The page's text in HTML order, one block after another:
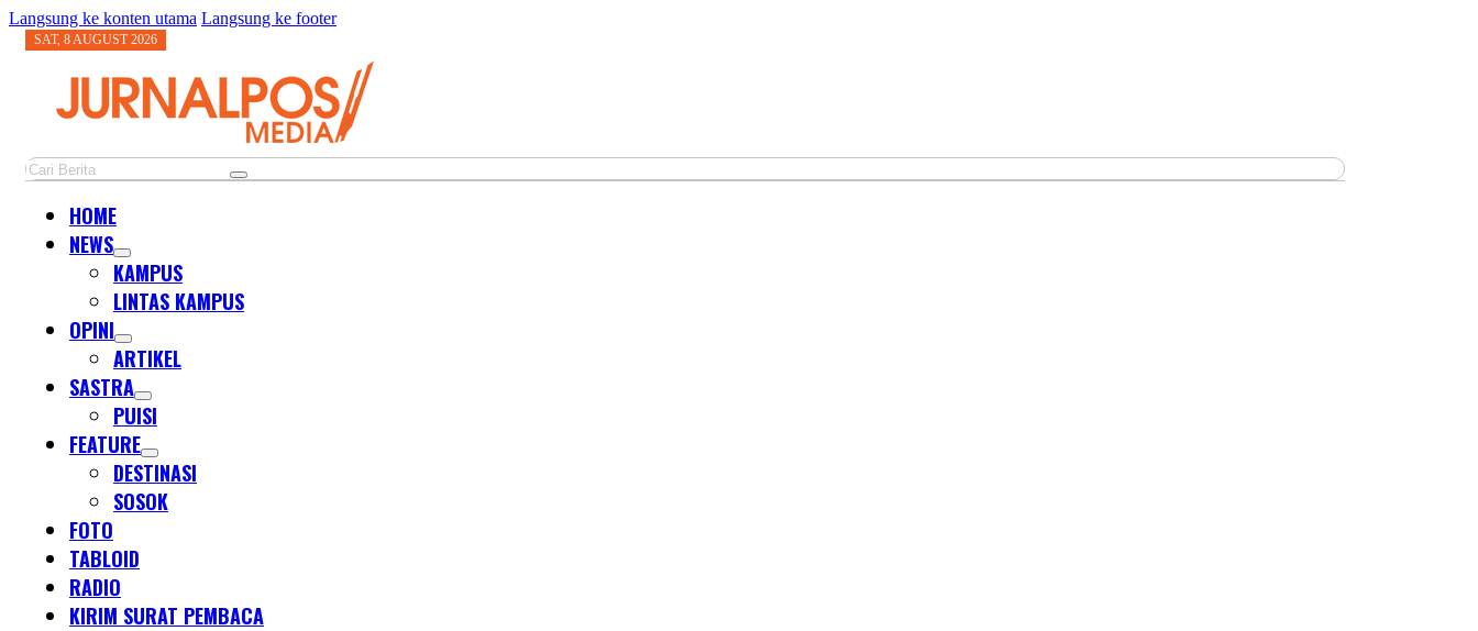
Langsung ke konten utama Langsung ke footer
SAT, 8 AUGUST 2026
Cari
HOME
NEWS
KAMPUS
LINTAS KAMPUS
OPINI
ARTIKEL
SASTRA
PUISI
FEATURE
DESTINASI
SOSOK
FOTO
TABLOID
RADIO
KIRIM SURAT PEMBACA